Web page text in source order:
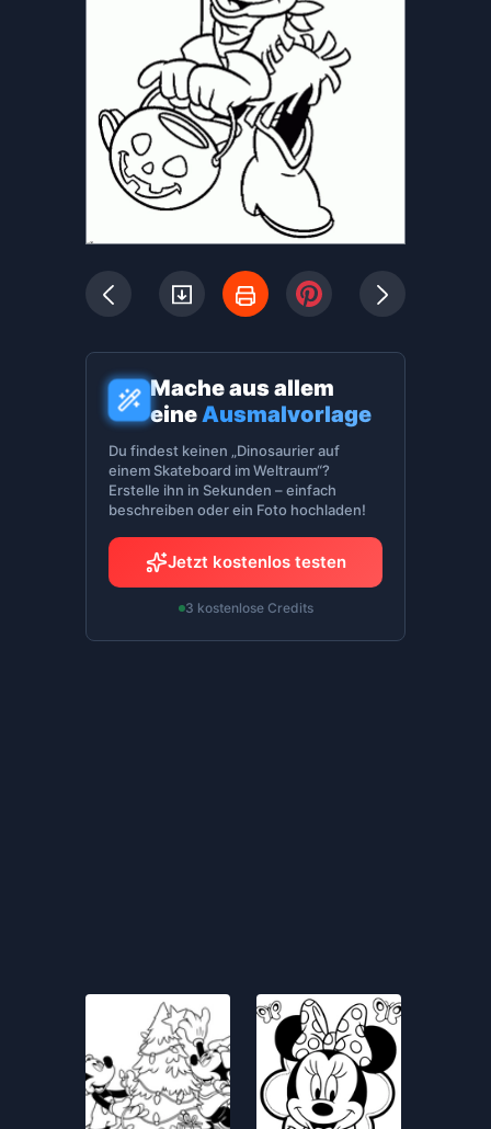
Mache aus allem
eineAusmalvorlage
Du findest keinen „Dinosaurier auf
einem Skateboard im Weltraum“?
Erstelle ihn in Sekunden – einfach
beschreiben oder ein Foto hochladen!
Jetzt kostenlos testen
3 kostenlose Credits